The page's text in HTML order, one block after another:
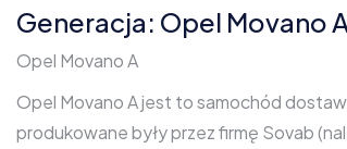
Generacja: Opel Movano
Opel Movano A
Opel Movano A jest to samochód
produkowane były przez firmę Sovab